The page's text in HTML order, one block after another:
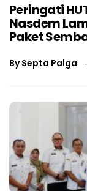
Peringati
Nasdem
Paket
BySepta Palga